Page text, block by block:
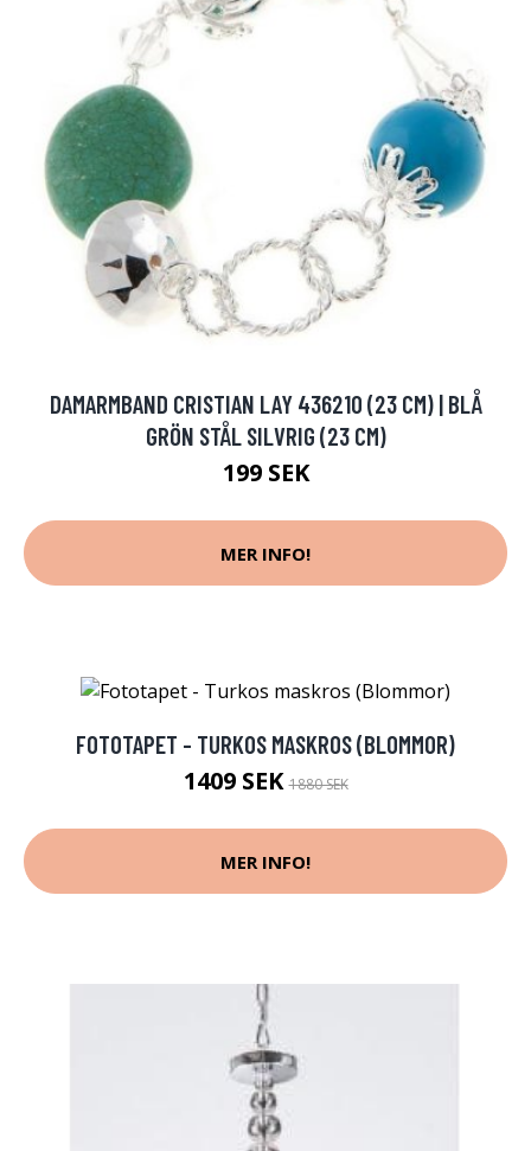
DAMARMBAND CRISTIAN LAY 436210 (23 CM) | BLÅ
GRÖN STÅL SILVRIG (23 CM)
199 SEK
MER INFO!
FOTOTAPET - TURKOS MASKROS (BLOMMOR)
1409 SEK1880 SEK
MER INFO!